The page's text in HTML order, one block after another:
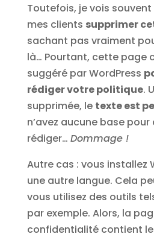
Toutefois, je vois
mes clients supprimer
sachant pas vraiment
là… Pourtant, cette page
suggéré par WordPress
rédiger votre politique.
supprimée, le texte est
n’avez aucune base
rédiger… Dommage !
Autre cas : vous installez
une autre langue. Cela
vous utilisez des outils
par exemple. Alors, la
confidentialité contient